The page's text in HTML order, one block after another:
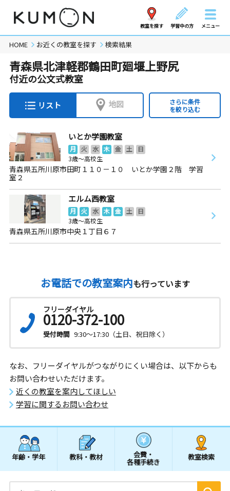
教室を探す 学習中の方 メニュー
HOME お近くの教室を探す 検索結果
青森県北津軽郡鶴田町廻堰上野尻
付近の公文式教室
リスト 地図
さらに条件
を絞り込む
いとか学園教室
月 火 水 木 金 土
日
3歳～高校生
青森県五所川原市田町１１０－１０ いとか学園２階 学習
室２
エルム西教室
月 火 水 木 金 土
日
3歳～高校生
青森県五所川原市中央１丁目６７
お電話での教室案内も行っています
フリーダイヤル
0120-372-100
受付時間 9:30～17:30（土日、祝日除く）
なお、フリーダイヤルがつながりにくい場合は、以下からも
お問い合わせいただけます。
近くの教室を案内してほしい
学習に関するお問い合わせ
年齢・学年 教科・教材 会費・
各種手続き
教室検索